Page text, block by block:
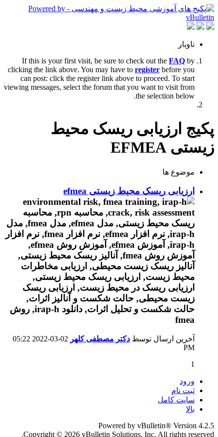
ناوبار
If this is your first visit, be sure to check out the FAQ by
clicking the link above. You may have to register before you
can post: click the register link above to proceed. To start
viewing messages, select the forum that you want to visit from
the selection below.
پکیج ارزیابی ریسک محیط
زیستی EFMEA
موضوع ها
ارزیابی ریسک محیط زیستی efmea
آخرین ارسال توسط دکتر مصطفی کلهر
05:22
PM
1
ورود
ثبت نام
سایت کامل
بالا
Powered by vBulletin® Version 4.2.5
Copyright © 2026 vBulletin Solutions, Inc. All rights reserved.